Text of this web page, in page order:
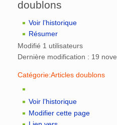
doublons
Voir l’historique
Résumer
Modifié 1 utilisateurs
Dernière modification : 19
Catégorie:Articles doublons
Voir l’historique
Modifier cette page